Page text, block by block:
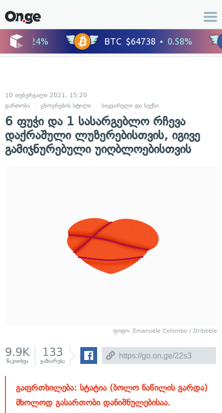
10 თებერვალი 2021, 15:20
გართობა
ცხოვრების სტილი სიყვარული და სექსი
6 ფუჭი და 1 სასარგებლო რჩევა
დაქრაშული ლუზერებისთვის, იგივე
გამიჯნურებული უიღბლოებისთვის
ფოტო: Emanuele Colombo / Dribbble
9.9K
წაკითხვა
133
გაზიარება
გაფრთხილება: სტატია (ბოლო ნაწილის გარდა)
მხოლოდ გასართობი დანიშნულებისაა.